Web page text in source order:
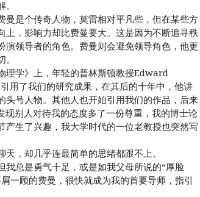
曼是个传奇人物，莫雷相对平凡些，但在某些方
上，影响力却比费曼要大。这是因为不断追寻秩
演领导者的角色。费曼则会避免领导角色，他更
理学》上，年轻的普林斯顿教授Edward
用了我们的研究成果，在其后的十年中，他讲
头号人物。其他人也开始引用我们的作品，后来
别人对待我的态度多了一份尊重，我的博士论
产生了兴趣，我大学时代的一位老教授也突然写
，却几乎连最简单的思绪都跟不上。
我总是勇气十足，或是如我父母所说的“厚脸
一顾的费曼，很快就成为我的首要导师，指引